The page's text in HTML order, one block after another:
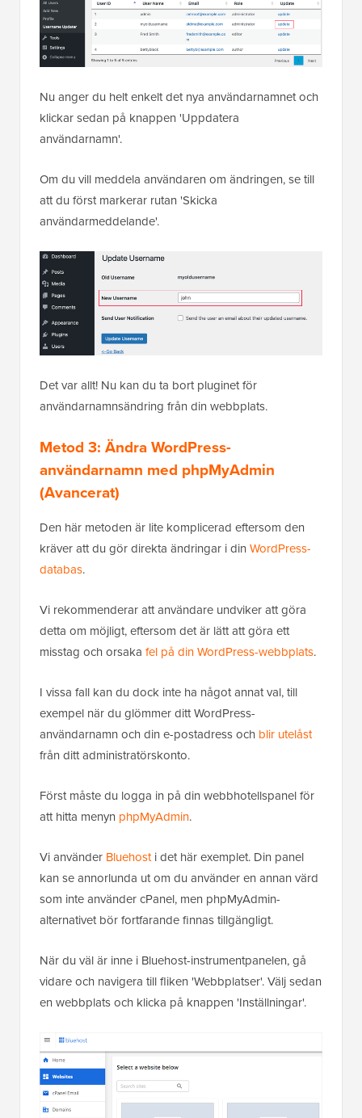
Nu anger du helt enkelt det nya användarnamnet och
klickar sedan på knappen 'Uppdatera
användarnamn'.
Om du vill meddela användaren om ändringen, se till
att du först markerar rutan 'Skicka
användarmeddelande'.
Det var allt! Nu kan du ta bort pluginet för
användarnamnsändring från din webbplats.
Metod 3: Ändra WordPress-
användarnamn med phpMyAdmin
(Avancerat)
Den här metoden är lite komplicerad eftersom den
kräver att du gör direkta ändringar i din WordPress-
databas.
Vi rekommenderar att användare undviker att göra
detta om möjligt, eftersom det är lätt att göra ett
misstag och orsaka fel på din WordPress-webbplats.
I vissa fall kan du dock inte ha något annat val, till
exempel när du glömmer ditt WordPress-
användarnamn och din e-postadress och blir utelåst
från ditt administratörskonto.
Först måste du logga in på din webbhotellspanel för
att hitta menyn phpMyAdmin.
Vi använder Bluehosti det här exemplet. Din panel
kan se annorlunda ut om du använder en annan värd
som inte använder cPanel, men phpMyAdmin-
alternativet bör fortfarande finnas tillgängligt.
När du väl är inne i Bluehost-instrumentpanelen, gå
vidare och navigera till fliken 'Webbplatser'. Välj sedan
en webbplats och klicka på knappen 'Inställningar'.